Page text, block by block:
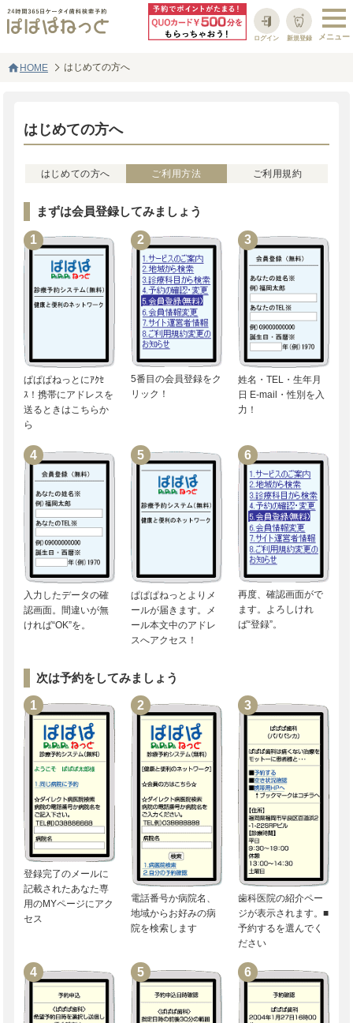
新規登録
ログイン
homeHOME はじめての方へ
はじめての方へ
はじめての方へ ご利用方法 ご利用規約
まずは会員登録してみましょう
ぱぱぱねっとにｱｸｾ
ｽ！携帯にアドレスを
送るときはこちらか
ら
5番目の会員登録をク
リック！
姓名・TEL・生年月
日 E-mail・性別を入
力！
入力したデータの確
認画面。間違いが無
ければ“OK”を。
ぱぱぱねっとよりメ
ールが届きます。メ
ール本文中のアドレ
スへアクセス！
再度、確認画面がで
ます。よろしけれ
ば“登録”。
次は予約をしてみましょう
登録完了のメールに
記載されたあなた専
用のMYページにアク
セス
電話番号か病院名、
地域からお好みの病
院を検索します
歯科医院の紹介ペー
ジが表示されます。■
予約するを選んでく
ださい